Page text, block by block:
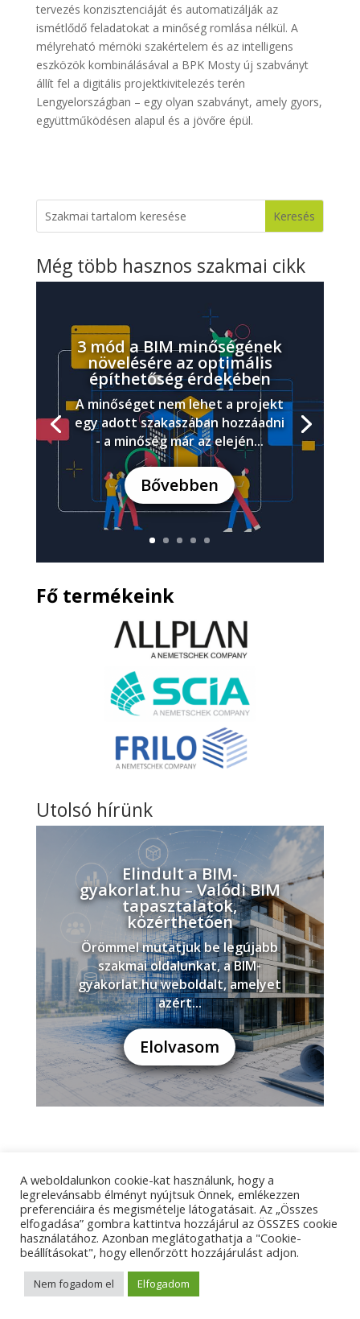
tervezés konzisztenciáját és automatizálják az
ismétlődő feladatokat a minőség romlása nélkül. A
mélyreható mérnöki szakértelem és az intelligens
eszközök kombinálásával a BPK Mosty új szabványt
állít fel a digitális projektkivitelezés terén
Lengyelországban – egy olyan szabványt, amely gyors,
együttműködésen alapul és a jövőre épül.
Még több hasznos szakmai cikk
3 mód a BIM minőségének
növelésére az optimális
építhetőség érdekében
A minőséget nem lehet a projekt
egy adott szakaszában hozzáadni
- a minőség már az elején...
Bővebben
Fő termékeink
Utolsó hírünk
Elindult a BIM-
gyakorlat.hu – Valódi BIM
tapasztalatok,
közérthetően
Örömmel mutatjuk be legújabb
szakmai oldalunkat, a BIM-
gyakorlat.hu weboldalt, amelyet
azért...
Elolvasom
Adatkezelési tájékoztató
Impresszum
Kapcsolat
© Tangens Kft. - Weboldalkészítés:
Marketing
A weboldalunkon cookie-kat használunk, hogy a
legrelevánsabb élményt nyújtsuk Önnek, emlékezzen
preferenciáira és megismételje látogatásait. Az „Összes
elfogadása” gombra kattintva hozzájárul az ÖSSZES cookie
használatához. Azonban meglátogathatja a "Cookie-
beállításokat", hogy ellenőrzött hozzájárulást adjon.
Nem fogadom el Elfogadom